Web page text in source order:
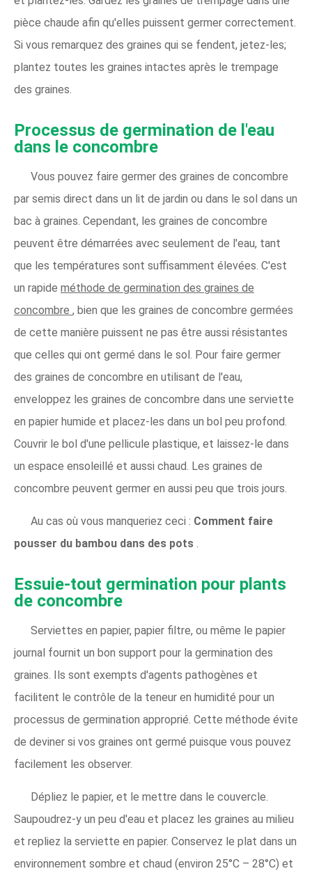
pièce chaude afin qu'elles puissent germer correctement.
Si vous remarquez des graines qui se fendent, jetez-les;
plantez toutes les graines intactes après le trempage
des graines.
Processus de germination de l'eau
dans le concombre
Vous pouvez faire germer des graines de concombre
par semis direct dans un lit de jardin ou dans le sol dans un
bac à graines. Cependant, les graines de concombre
peuvent être démarrées avec seulement de l'eau, tant
que les températures sont suffisamment élevées. C'est
un rapide méthode de germination des graines de
concombre , bien que les graines de concombre germées
de cette manière puissent ne pas être aussi résistantes
que celles qui ont germé dans le sol. Pour faire germer
des graines de concombre en utilisant de l'eau,
enveloppez les graines de concombre dans une serviette
en papier humide et placez-les dans un bol peu profond.
Couvrir le bol d'une pellicule plastique, et laissez-le dans
un espace ensoleillé et aussi chaud. Les graines de
concombre peuvent germer en aussi peu que trois jours.
Au cas où vous manqueriez ceci : Comment faire
pousser du bambou dans des pots
Essuie-tout germination pour plants
de concombre
Serviettes en papier, papier filtre, ou même le papier
journal fournit un bon support pour la germination des
graines. Ils sont exempts d'agents pathogènes et
facilitent le contrôle de la teneur en humidité pour un
processus de germination approprié. Cette méthode évite
de deviner si vos graines ont germé puisque vous pouvez
facilement les observer.
Dépliez le papier, et le mettre dans le couvercle.
Saupoudrez-y un peu d'eau et placez les graines au milieu
et repliez la serviette en papier. Conservez le plat dans un
environnement sombre et chaud (environ 25°C – 28°C) et